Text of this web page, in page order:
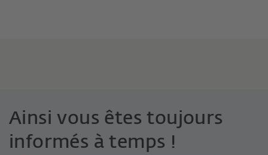
Ainsi vous êtes toujours
informés à temps !